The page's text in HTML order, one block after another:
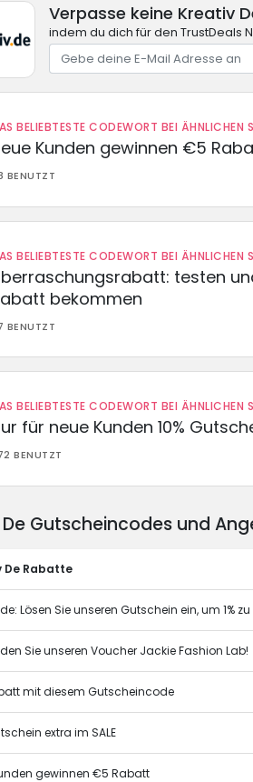
Verpasse keine Kreativ
indem du dich für den TrustDeals
BELIEBTESTE CODEWORT BEI ÄHNLICHEN
Kunden gewinnen €5
BENUTZT
BELIEBTESTE CODEWORT BEI ÄHNLICHEN
testen
bekommen
BENUTZT
BELIEBTESTE CODEWORT BEI ÄHNLICHEN
für neue Kunden 10%
BENUTZT
Gutscheincodes und
De Rabatte
Lösen Sie unseren Gutschein ein, um 1%
Sie unseren Voucher Jackie Fashion Lab!
mit diesem Gutscheincode
extra im SALE
gewinnen €5 Rabatt